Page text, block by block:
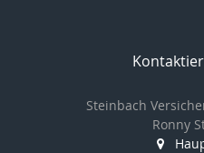
Steinbach
Ronny